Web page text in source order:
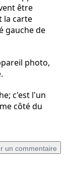
être
la carte
gauche de
photo,
c'est l'un
côté du
un commentaire